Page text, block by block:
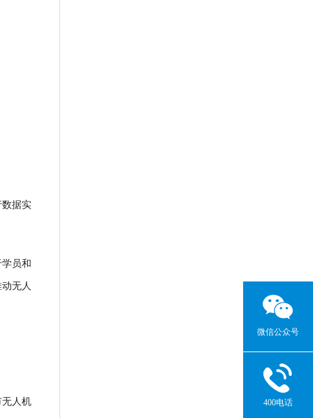
据实
员和
无人
无人机
微信公众号
400电话